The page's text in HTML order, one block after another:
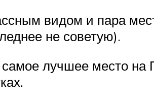
видом и пара
не советую).
лучшее место на